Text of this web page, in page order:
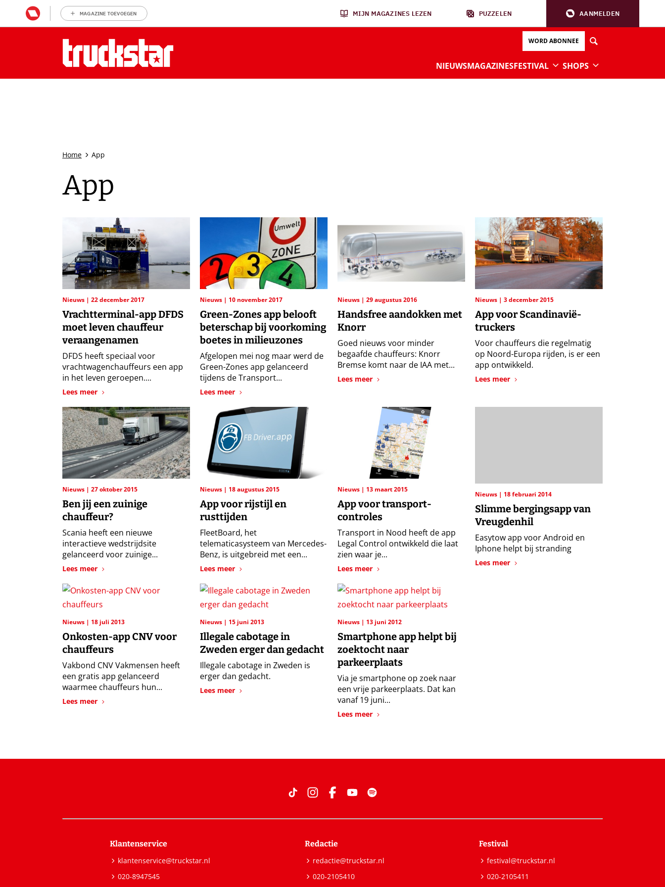
MAGAZINE TOEVOEGEN MIJN MAGAZINES LEZEN PUZZELEN AANMELDEN
WORD ABONNEE
NIEUWSMAGAZINESFESTIVAL SHOPS
Home App
App
Nieuws 22 december 2017
Vrachtterminal-app DFDS
moet leven chauffeur
veraangenamen
DFDS heeft speciaal voor
vrachtwagenchauffeurs een app
in het leven geroepen....
Lees meer
Nieuws 10 november 2017
Green-Zones app belooft
beterschap bij voorkoming
boetes in milieuzones
Afgelopen mei nog maar werd de
Green-Zones app gelanceerd
tijdens de Transport...
Lees meer
Nieuws 29 augustus 2016
Handsfree aandokken met
Knorr
Goed nieuws voor minder
begaafde chauffeurs: Knorr
Bremse komt naar de IAA met...
Lees meer
Nieuws 3 december 2015
App voor Scandinavië-
truckers
Voor chauffeurs die regelmatig
op Noord-Europa rijden, is er een
app ontwikkeld.
Lees meer
Nieuws 27 oktober 2015
Ben jij een zuinige
chauffeur?
Scania heeft een nieuwe
interactieve wedstrijdsite
gelanceerd voor zuinige...
Lees meer
Nieuws 18 augustus 2015
App voor rijstijl en
rusttijden
FleetBoard, het
telematicasysteem van Mercedes-
Benz, is uitgebreid met een...
Lees meer
Nieuws 13 maart 2015
App voor transport-
controles
Transport in Nood heeft de app
Legal Control ontwikkeld die laat
zien waar je...
Lees meer
Nieuws 18 februari 2014
Slimme bergingsapp van
Vreugdenhil
Easytow app voor Android en
Iphone helpt bij stranding
Lees meer
Nieuws 18 juli 2013
Onkosten-app CNV voor
chauffeurs
Vakbond CNV Vakmensen heeft
een gratis app gelanceerd
waarmee chauffeurs hun...
Lees meer
Nieuws 15 juni 2013
Illegale cabotage in
Zweden erger dan gedacht
Illegale cabotage in Zweden is
erger dan gedacht.
Lees meer
Nieuws 13 juni 2012
Smartphone app helpt bij
zoektocht naar
parkeerplaats
Via je smartphone op zoek naar
een vrije parkeerplaats. Dat kan
vanaf 19 juni...
Lees meer
Klantenservice
klantenservice@truckstar.nl
020-8947545
Redactie
redactie@truckstar.nl
020-2105410
Festival
festival@truckstar.nl
020-2105411